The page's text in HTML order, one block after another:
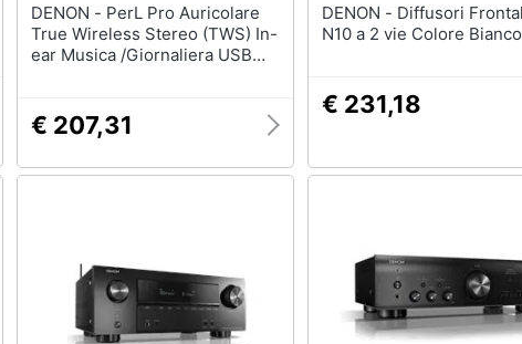
DENON - PerL Pro Auricolare
True Wireless Stereo (TWS) In-
ear Musica /Giornaliera USB
€ 207,31
DENON - Diffusori Frontali SC-
N10 a 2 vie Colore Bianco
€ 231,18